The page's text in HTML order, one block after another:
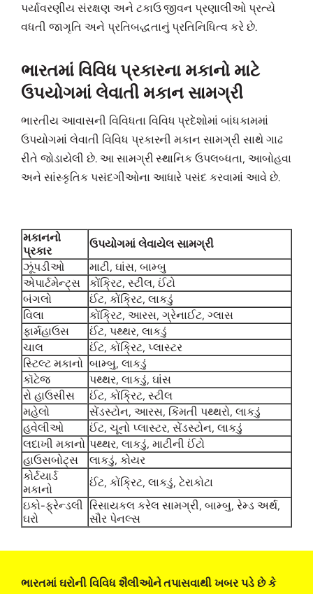
પર્યાવરણીય સંરક્ષણ અને ટકાઉ જીવન પ્રણાલીઓ પ્રત્યે
વધતી જાગૃતિ અને પ્રતિબદ્ધતાનું પ્રતિનિધિત્વ કરે છે.
ભારતમાં વિવિધ પ્રકારના મકાનો માટે
ઉપયોગમાં લેવાતી મકાન સામગ્રી
ભારતીય આવાસની વિવિધતા વિવિધ પ્રદેશોમાં બાંધકામમાં
ઉપયોગમાં લેવાતી વિવિધ પ્રકારની મકાન સામગ્રી સાથે ગાઢ
રીતે જોડાયેલી છે. આ સામગ્રી સ્થાનિક ઉપલબ્ધતા, આબોહવા
અને સાંસ્કૃતિક પસંદગીઓના આધારે પસંદ કરવામાં આવે છે.
મકાનનો
પ્રકાર
ઉપયોગમાં લેવાયેલ સામગ્રી
ઝૂંપડીઓ
માટી, ઘાંસ, બામ્બુ
એપાર્ટમેન્ટ્સ
કોંક્રિટ, સ્ટીલ, ઈંટો
બંગલો
ઈંટ, કોંક્રિટ, લાકડું
વિલા
કોંક્રિટ, આરસ, ગ્રેનાઈટ, ગ્લાસ
ફાર્મહાઉસ
ઈંટ, પથ્થર, લાકડું
ચાલ
ઈંટ, કોંક્રિટ, પ્લાસ્ટર
સ્ટિલ્ટ મકાનો બામ્બુ, લાકડું
કૉટેજ
પથ્થર, લાકડું, ઘાંસ
રો હાઉસીસ
ઈંટ, કોંક્રિટ, સ્ટીલ
મહેલો
સેંડસ્ટોન, આરસ, કિંમતી પથ્થરો, લાકડું
હવેલીઓ
ઈંટ, ચૂનો પ્લાસ્ટર, સેંડસ્ટોન, લાકડું
લદાખી મકાનો પથ્થર, લાકડું, માટીની ઈંટો
હાઉસબોટ્સ
લાકડું, કોયર
કોર્ટયાર્ડ
મકાનો
ઈંટ, કોંક્રિટ, લાકડું, ટેરાકોટા
ઇકો-ફ્રેન્ડલી
ઘરો
રિસાયકલ કરેલ સામગ્રી, બામ્બુ, રેમ્ડ અર્થ,
સૌર પેનલ્સ
ભારતમાં ઘરોની વિવિધ શૈલીઓને તપાસવાથી ખબર પડે છે કે